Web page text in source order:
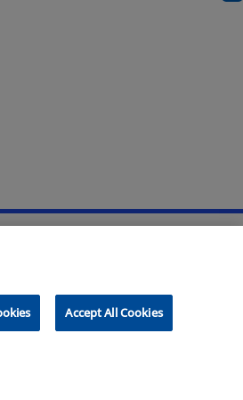
Mitgliedsfirmen, die KPMG
der globalen Organisation von
Accept All Cookies